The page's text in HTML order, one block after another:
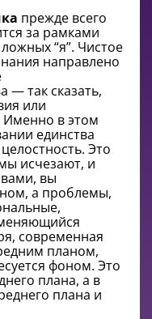
прежде всего
за рамками
“я”. Чистое
направлено
— так сказать,
или
Именно в этом
единства
Это
исчезают, и
вы
а проблемы,
современная
планом,
фоном. Это
плана, а в
плана и